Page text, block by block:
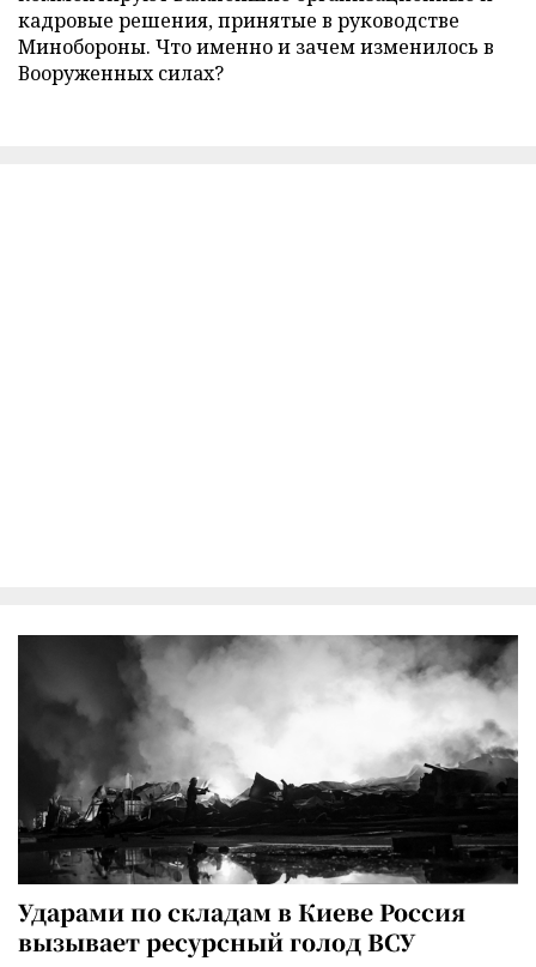
кадровые решения, принятые в руководстве
Минобороны. Что именно и зачем изменилось в
Вооруженных силах?
Ударами по складам в Киеве Россия
вызывает ресурсный голод ВСУ